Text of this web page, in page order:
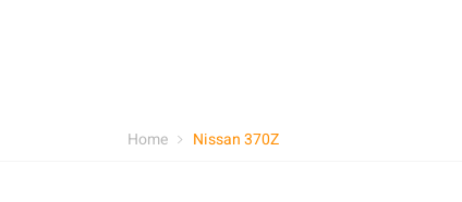
Home Nissan 370Z